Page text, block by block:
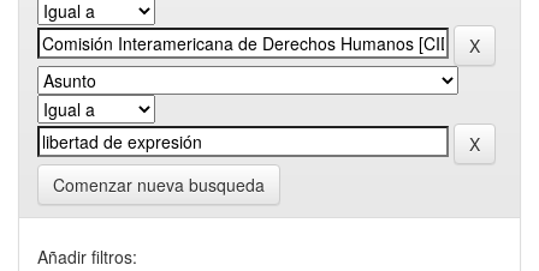
Comenzar nueva busqueda
Añadir filtros: